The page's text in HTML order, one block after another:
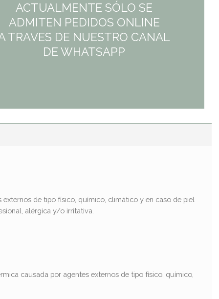
ACTUALMENTE SÓLO SE
ADMITEN PEDIDOS ONLINE
TRAVES DE NUESTRO CANAL
DE WHATSAPP
de tipo físico, químico, climático y en caso de piel
alérgica y/o irritativa.​
causada por agentes externos de tipo físico, químico,